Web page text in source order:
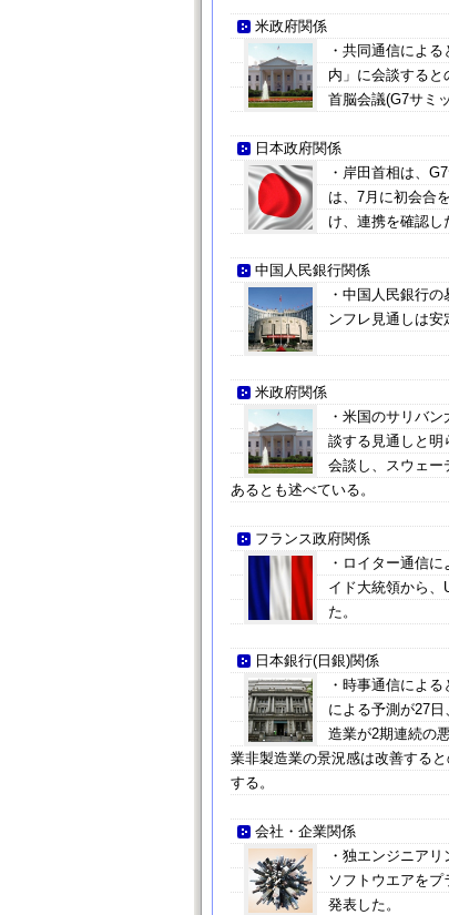
米政府関係
・共同通信によ
内」に会談する
首脳会議(G7サミ
日本政府関係
・岸田首相は、
は、7月に初会合
け、連携を確認し
中国人民銀行関係
・中国人民銀行
ンフレ見通しは安
米政府関係
・米国のサリバ
談する見通しと明
会談し、スウェー
あるとも述べている。
フランス政府関係
・ロイター通信
イド大統領から
た。
日本銀行(日銀)関係
・時事通信によ
による予測が27
造業が2期連続の
業非製造業の景況感は改善する
する。
会社・企業関係
・独エンジニア
ソフトウエアを
発表した。